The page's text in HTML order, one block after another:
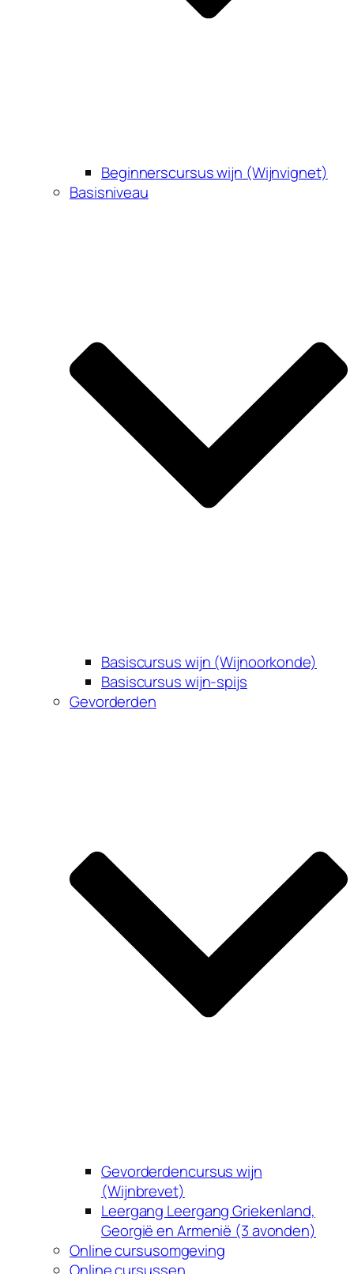
Beginnerscursus wijn (Wijnvignet)
Basisniveau
Basiscursus wijn (Wijnoorkonde)
Basiscursus wijn-spijs
Gevorderden
Gevorderdencursus wijn
(Wijnbrevet)
Leergang Leergang Griekenland,
Georgië en Armenië (3 avonden)
Online cursusomgeving